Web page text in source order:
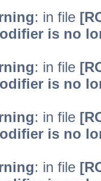
: in file
is no
: in file
is no
: in file
is no
: in file